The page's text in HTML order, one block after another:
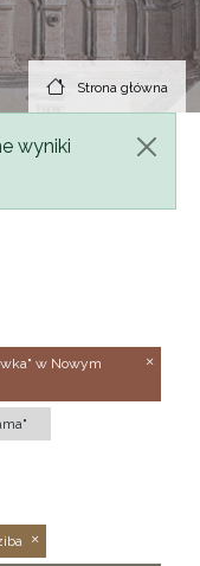
Strona główna
wyniki
w Nowym